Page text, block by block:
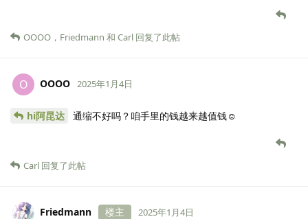
OOOO ， Friedmann 和 Carl 回复了此帖
O OOOO 2025年1月4日
hi阿昆达 通缩不好吗？咱手里的钱越来越值钱☺️
Carl 回复了此帖
Friedmann 楼主 2025年1月4日